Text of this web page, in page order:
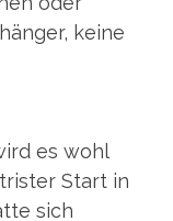
keine
es wohl
Start in
sich